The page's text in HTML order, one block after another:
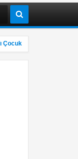
Şarkı Sözü